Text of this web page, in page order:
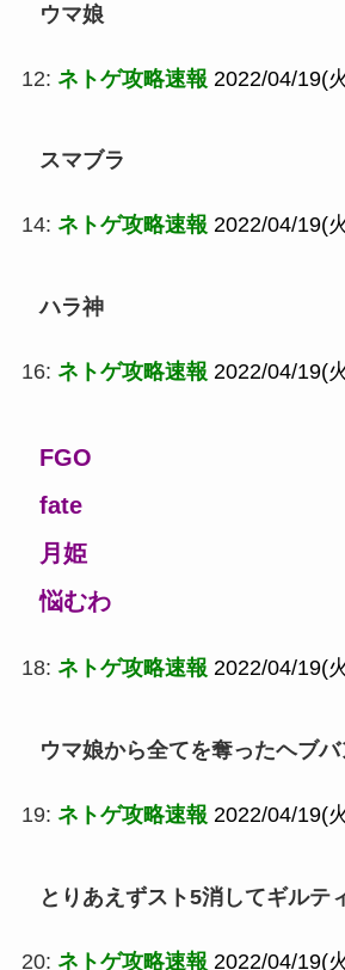
ウマ娘
12: ネトゲ攻略速報 2022/04/19(
スマブラ
14: ネトゲ攻略速報 2022/04/19(
ハラ神
16: ネトゲ攻略速報 2022/04/19(
FGO
fate
月姫
悩むわ
18: ネトゲ攻略速報 2022/04/19(
ウマ娘から全てを奪ったヘブ
19: ネトゲ攻略速報 2022/04/19(
とりあえずスト5消してギルテ
20: ネトゲ攻略速報 2022/04/19(